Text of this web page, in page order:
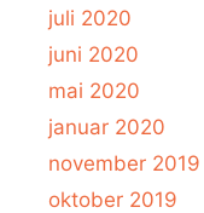
juli 2020
juni 2020
mai 2020
januar 2020
november 2019
oktober 2019